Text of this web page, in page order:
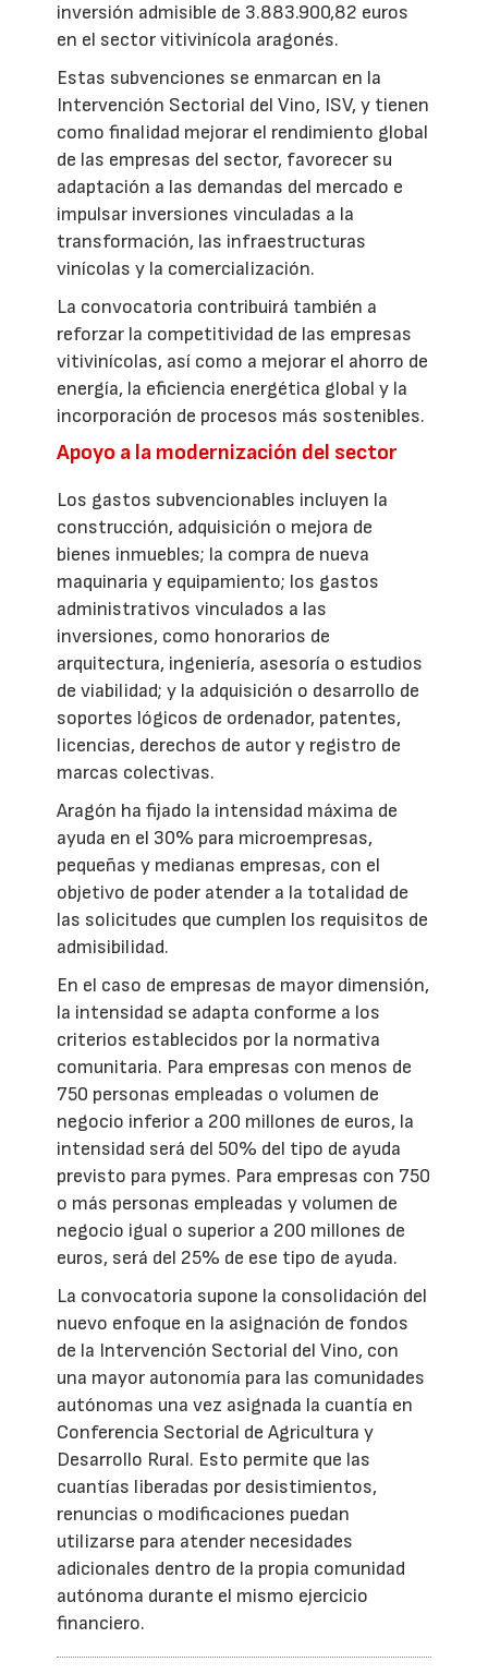
inversión admisible de 3.883.900,82 euros
en el sector vitivinícola aragonés.
Estas subvenciones se enmarcan en la
Intervención Sectorial del Vino, ISV, y tienen
como finalidad mejorar el rendimiento global
de las empresas del sector, favorecer su
adaptación a las demandas del mercado e
impulsar inversiones vinculadas a la
transformación, las infraestructuras
vinícolas y la comercialización.
La convocatoria contribuirá también a
reforzar la competitividad de las empresas
vitivinícolas, así como a mejorar el ahorro de
energía, la eficiencia energética global y la
incorporación de procesos más sostenibles.
Apoyo a la modernización del sector
Los gastos subvencionables incluyen la
construcción, adquisición o mejora de
bienes inmuebles; la compra de nueva
maquinaria y equipamiento; los gastos
administrativos vinculados a las
inversiones, como honorarios de
arquitectura, ingeniería, asesoría o estudios
de viabilidad; y la adquisición o desarrollo de
soportes lógicos de ordenador, patentes,
licencias, derechos de autor y registro de
marcas colectivas.
Aragón ha fijado la intensidad máxima de
ayuda en el 30% para microempresas,
pequeñas y medianas empresas, con el
objetivo de poder atender a la totalidad de
las solicitudes que cumplen los requisitos de
admisibilidad.
En el caso de empresas de mayor dimensión,
la intensidad se adapta conforme a los
criterios establecidos por la normativa
comunitaria. Para empresas con menos de
750 personas empleadas o volumen de
negocio inferior a 200 millones de euros, la
intensidad será del 50% del tipo de ayuda
previsto para pymes. Para empresas con 750
o más personas empleadas y volumen de
negocio igual o superior a 200 millones de
euros, será del 25% de ese tipo de ayuda.
La convocatoria supone la consolidación del
nuevo enfoque en la asignación de fondos
de la Intervención Sectorial del Vino, con
una mayor autonomía para las comunidades
autónomas una vez asignada la cuantía en
Conferencia Sectorial de Agricultura y
Desarrollo Rural. Esto permite que las
cuantías liberadas por desistimientos,
renuncias o modificaciones puedan
utilizarse para atender necesidades
adicionales dentro de la propia comunidad
autónoma durante el mismo ejercicio
financiero.